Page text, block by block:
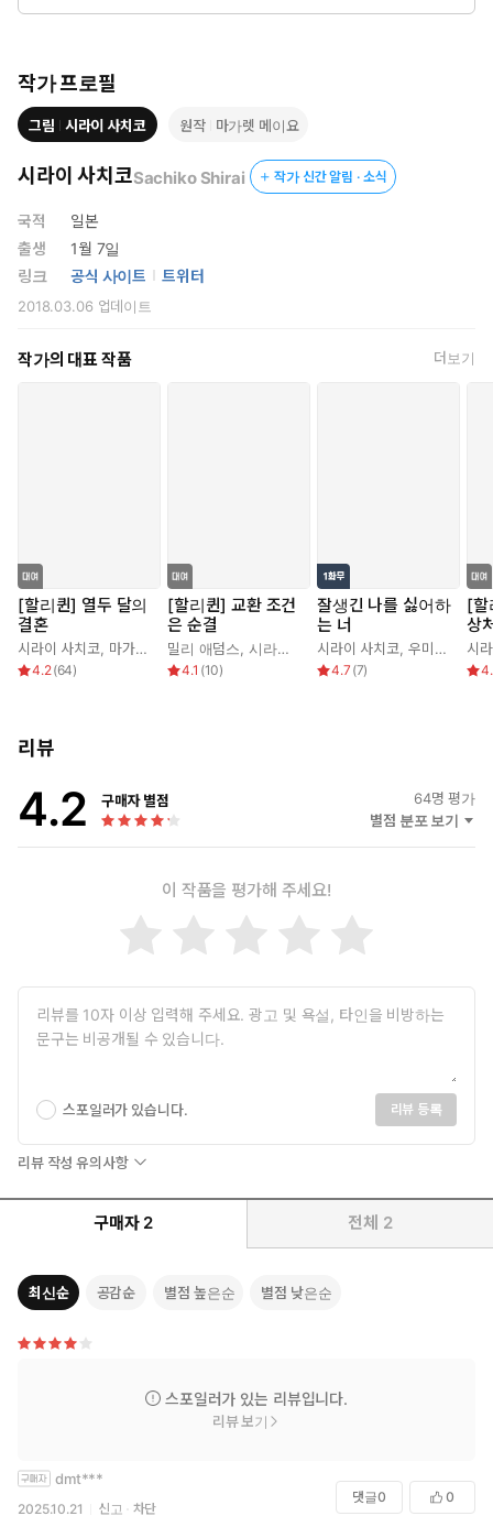
작가 프로필
그림 시라이 사치코 원작 마가렛 메이요
시라이 사치코Sachiko Shirai 작가 신간 알림 · 소식
국적
일본
출생
1월 7일
링크
공식 사이트 트위터
2018.03.06 업데이트
작가의 대표 작품 더보기
[할리퀸] 열두 달의
결혼
시라이 사치코 마가렛 메이요
4.2(64)
[할리퀸] 교환 조건
은 순결
밀리 애덤스 시라이 사치코
4.1 (10)
잘생긴 나를 싫어하
는 너
시라이 사치코 우미노 리쿠
4.7 (7)
[할
상
시
리뷰
4.2 구매자 별점 64명 평가
별점 분포 보기
이 작품을 평가해 주세요!
스포일러가 있습니다. 리뷰 등록
리뷰 작성 유의사항
구매자 2 전체 2
최신순 공감순 별점 높은순 별점 낮은순
스포일러가 있는 리뷰입니다.
리뷰 보기
dmt***
2025.10.21 신고 차단
댓글0 0